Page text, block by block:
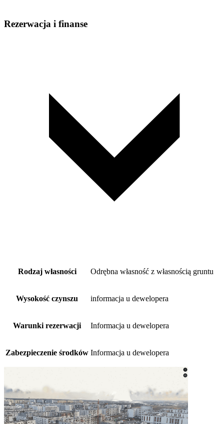
Rezerwacja i finanse
Rodzaj własności Odrębna własność z własnością gruntu
Wysokość czynszu informacja u dewelopera
Warunki rezerwacji Informacja u dewelopera
Zabezpieczenie środków Informacja u dewelopera